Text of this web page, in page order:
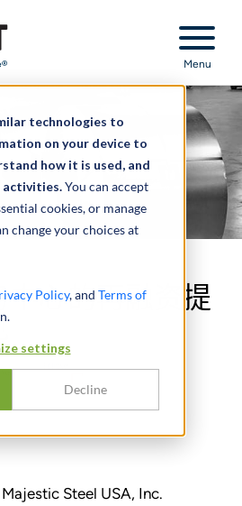
technologies to
on your device to
how it is used, and
activities.You can accept
cookies, or manage
change your choices at
Policy, and Terms of
settings
Decline
Menu
中心的再融资提
Steel USA, Inc.